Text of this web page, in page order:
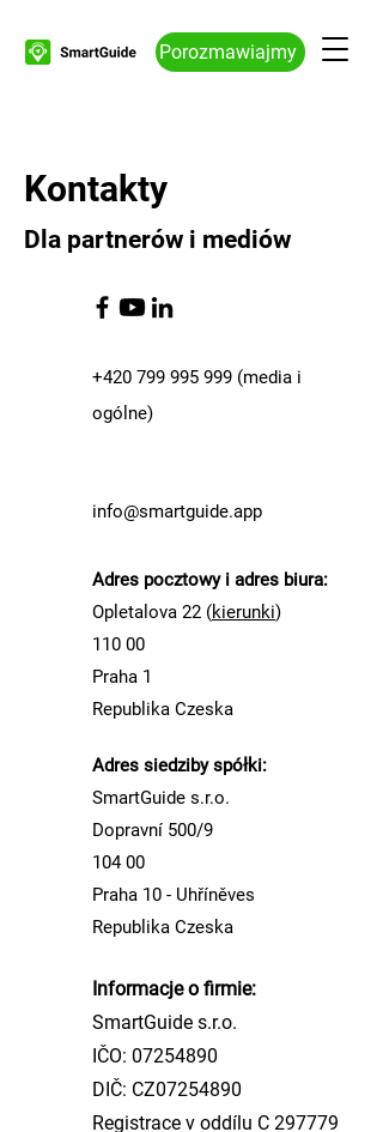
Porozmawiajmy
Kontakty
Dla partnerów i mediów
+420 799 995 999 (media i
ogólne)
info@smartguide.app
Adres pocztowy i adres biura:
Opletalova 22 (kierunki)
110 00
Praha 1
Republika Czeska
Adres siedziby spółki:
SmartGuide s.r.o.
Dopravní 500/9
104 00
Praha 10 - Uhříněves
Republika Czeska
Informacje o firmie:
SmartGuide s.r.o.
IČO: 07254890
DIČ: CZ07254890
Registrace v oddílu C 297779